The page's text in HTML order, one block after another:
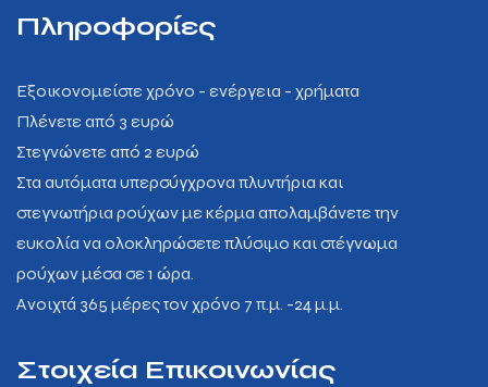
Πληροφορίες
Εξοικονομείστε χρόνο - ενέργεια - χρήματα
Πλένετε από 3 ευρώ
Στεγνώνετε από 2 ευρώ
Στα αυτόματα υπερσύγχρονα πλυντήρια και
στεγνωτήρια ρούχων με κέρμα απολαμβάνετε την
ευκολία να ολοκληρώσετε πλύσιμο και στέγνωμα
ρούχων μέσα σε 1 ώρα.
Ανοιχτά 365 μέρες τον χρόνο 7 π.μ. -24 μ.μ.
Στοιχεία Επικοινωνίας